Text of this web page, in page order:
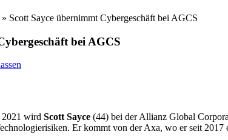
» Scott Sayce übernimmt Cybergeschäft bei AGCS
bei AGCS
2021 wird Scott Sayce (44) bei der Allianz Global
Er kommt von der Axa, wo er seit 2017